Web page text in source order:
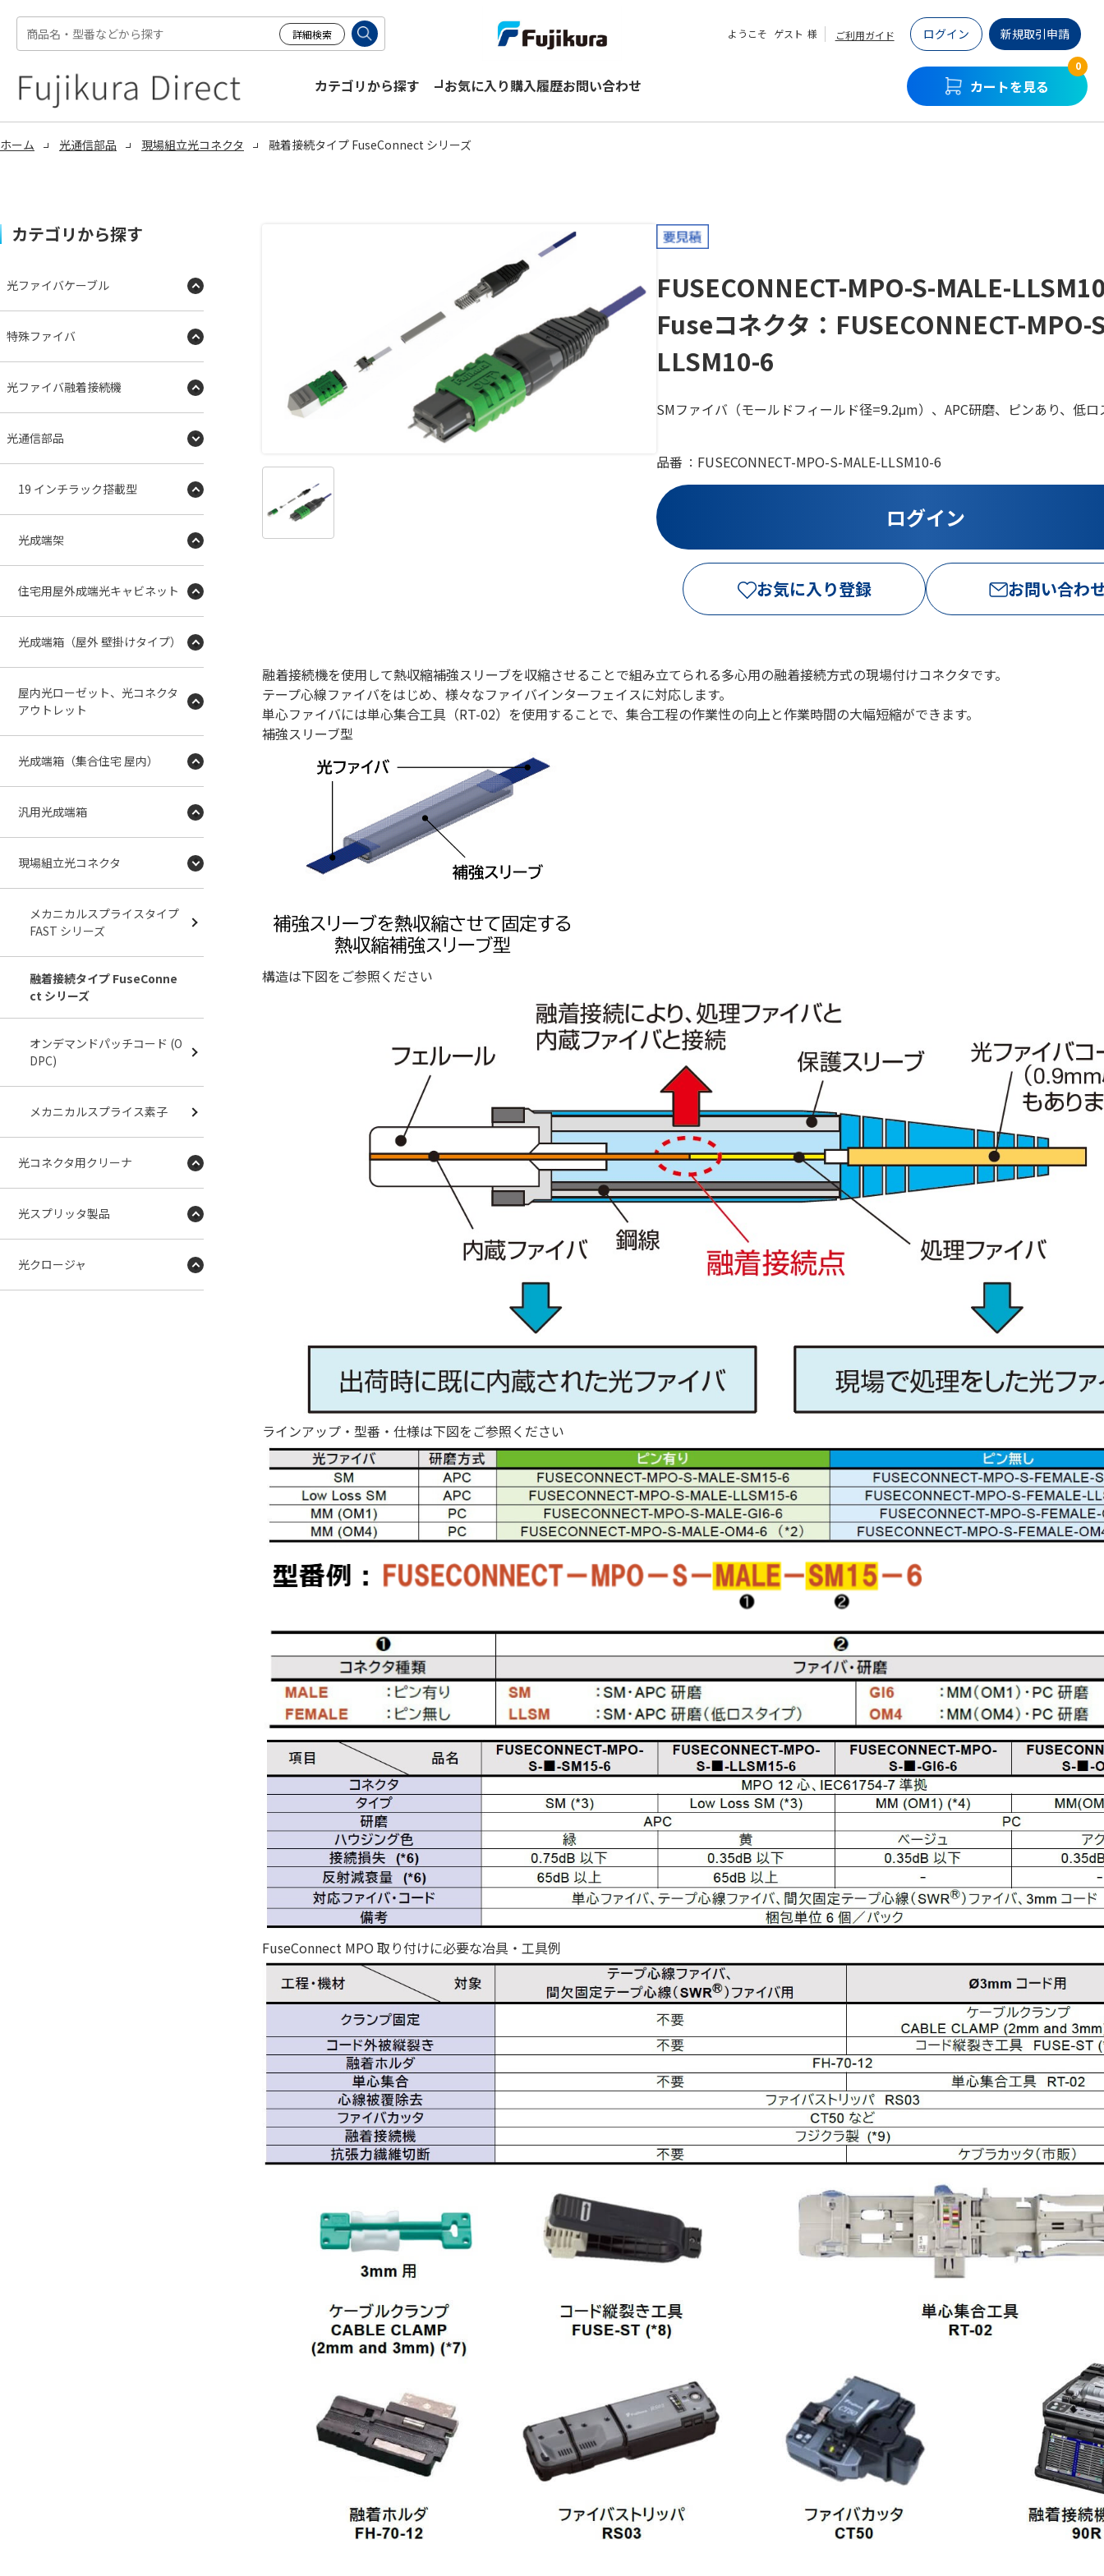
ようこそ ゲスト 様 ご利用ガイド ログイン 新規取引申請
カテゴリから探す お気に入り購入履歴お問い合わせ カートを見る
0
ホーム 光通信部品 現場組立光コネクタ 融着接続タイプ FuseConnect シリーズ
FUSECONNECT-MPO-S-MALE-
Fuseコネクタ：FUSECONNECT-MPO-
LLSM10-6
SMファイバ（モールドフィールド径=9.2μm）、APC研磨、ピンあり、低ロ
品番 FUSECONNECT-MPO-S-MALE-LLSM10-6
お気に入り登録 お問い合わ
融着接続機を使用して熱収縮補強スリーブを収縮させることで組み立てられる多心用の融着接続方式の現場付けコネクタです。
テープ心線ファイバをはじめ、様々なファイバインターフェイスに対応します。
単心ファイバには単心集合工具（RT-02）を使用することで、集合工程の作業性の向上と作業時間の大幅短縮ができます。
補強スリーブ型
構造は下図をご参照ください
ラインアップ・型番・仕様は下図をご参照ください
FuseConnect MPO 取り付けに必要な冶具・工具例
カテゴリから探す
光ファイバケーブル
特殊ファイバ
光ファイバ融着接続機
光通信部品
19 インチラック搭載型
光成端架
住宅用屋外成端光キャビネット
光成端箱（屋外 壁掛けタイプ）
屋内光ローゼット、光コネクタ
アウトレット
光成端箱（集合住宅 屋内）
汎用光成端箱
現場組立光コネクタ
メカニカルスプライスタイプ
FAST シリーズ
融着接続タイプ FuseConne
ct シリーズ
オンデマンドパッチコード (O
DPC)
メカニカルスプライス素子
光コネクタ用クリーナ
光スプリッタ製品
光クロージャ